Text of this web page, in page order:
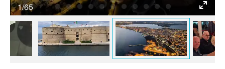
1/65